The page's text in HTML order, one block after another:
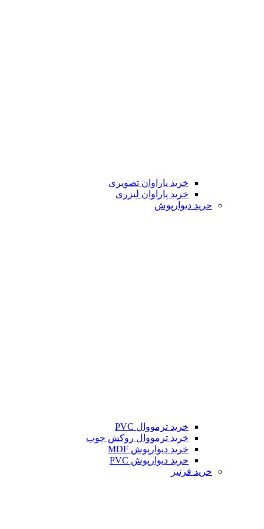
خرید پاراوان تصویری
خرید پاراوان لیزری
خرید دیوارپوش
خرید ترمووال PVC
خرید ترمووال روکش چوب
خرید دیوارپوش MDF
خرید دیوارپوش PVC
خرید قرنیز